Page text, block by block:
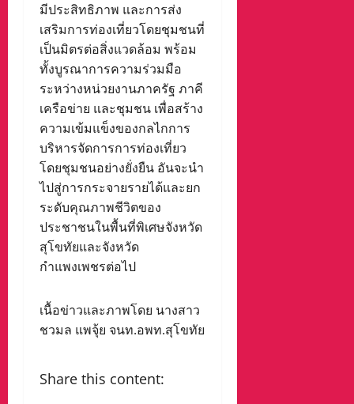
มีประสิทธิภาพ และการส่ง
เสริมการท่องเที่ยวโดยชุมชนที่
เป็นมิตรต่อสิ่งแวดล้อม พร้อม
ทั้งบูรณาการความร่วมมือ
ระหว่างหน่วยงานภาครัฐ ภาคี
เครือข่าย และชุมชน เพื่อสร้าง
ความเข้มแข็งของกลไกการ
บริหารจัดการการท่องเที่ยว
โดยชุมชนอย่างยั่งยืน อันจะนำ
ไปสู่การกระจายรายได้และยก
ระดับคุณภาพชีวิตของ
ประชาชนในพื้นที่พิเศษจังหวัด
สุโขทัยและจังหวัด
กำแพงเพชรต่อไป
เนื้อข่าวและภาพโดย นางสาว
ชวมล แพจุ้ย จนท.อพท.สุโขทัย
Share this content: